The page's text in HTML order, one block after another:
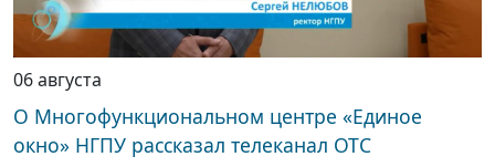
06 августа
О Многофункциональном центре «Единое
окно» НГПУ рассказал телеканал ОТС